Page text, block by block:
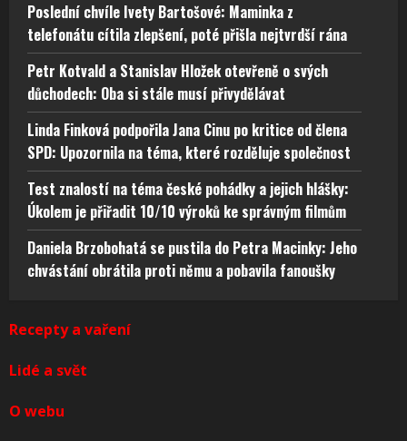
Poslední chvíle Ivety Bartošové: Maminka z
telefonátu cítila zlepšení, poté přišla nejtvrdší rána
Petr Kotvald a Stanislav Hložek otevřeně o svých
důchodech: Oba si stále musí přivydělávat
Linda Finková podpořila Jana Cinu po kritice od člena
SPD: Upozornila na téma, které rozděluje společnost
Test znalostí na téma české pohádky a jejich hlášky:
Úkolem je přiřadit 10/10 výroků ke správným filmům
Daniela Brzobohatá se pustila do Petra Macinky: Jeho
chvástání obrátila proti němu a pobavila fanoušky
Recepty a vaření
Lidé a svět
O webu